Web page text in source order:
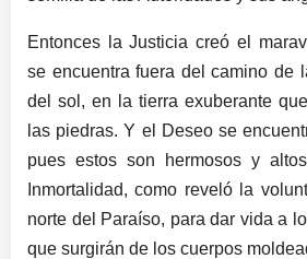
Entonces la Justicia creó el
se encuentra fuera del camino de
del sol, en la tierra exuberante
las piedras. Y el Deseo se
pues estos son hermosos y
Inmortalidad, como reveló la
norte del Paraíso, para dar vida a
que surgirán de los cuerpos